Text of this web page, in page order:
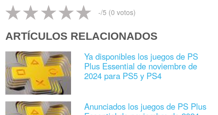
-/5 (0 votos)
ARTÍCULOS RELACIONADOS
Ya disponibles los juegos de PS
Plus Essential de noviembre de
2024 para PS5 y PS4
Anunciados los juegos de PS Plus